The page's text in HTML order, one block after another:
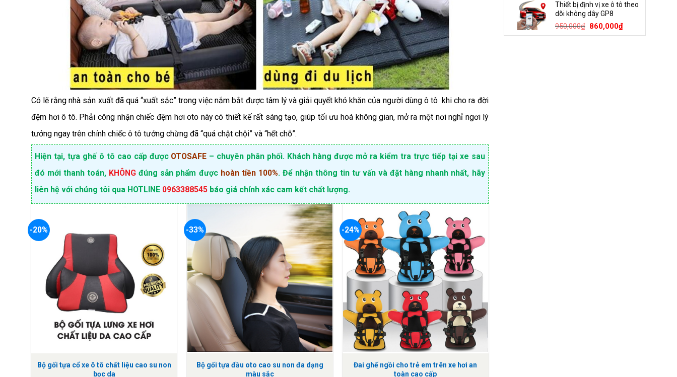
Có lẽ rằng nhà sản xuất đã quá “xuất sắc” trong việc nắm bắt được tâm lý và giải quyết khó khăn của người dùng ô tô khi cho ra đời
đệm hơi ô tô. Phải công nhận chiếc đệm hơi oto này có thiết kế rất sáng tạo, giúp tối ưu hoá không gian, mở ra một nơi nghỉ ngơi lý
tưởng ngay trên chính chiếc ô tô tưởng chừng đã “quá chật chội” và “hết chỗ”.
Hiện tại, tựa ghế ô tô cao cấp được OTOSAFE – chuyên phân phối. Khách hàng được mở ra kiểm tra trực tiếp tại xe sau
đó mới thanh toán, KHÔNG đúng sản phẩm được hoàn tiền 100%. Để nhận thông tin tư vấn và đặt hàng nhanh nhất, hãy
liên hệ với chúng tôi qua HOTLINE 0963388545 báo giá chính xác cam kết chất lượng.
-20%
Bộ gối tựa cổ xe ô tô chất liệu cao su non
bọc da
-33%
Bộ gối tựa đầu oto cao su non đa dạng
màu sắc
-24%
Đai ghế ngồi cho trẻ em trên xe hơi an
toàn cao cấp
là:
280,000₫.
tại
220,000₫.
Thiết bị định vị xe ô tô theo
dõi không dây GP8
950,000₫ Giá
gốc
860,000₫Giá
hiện